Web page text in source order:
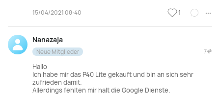
15/04/2021 08:40 1
Nanazaja
Neue Mitglieder 7#
Hallo
Ich habe mir das P40 Lite gekauft und bin an sich sehr
zufrieden damit.
Allerdings fehlten mir halt die Google Dienste.